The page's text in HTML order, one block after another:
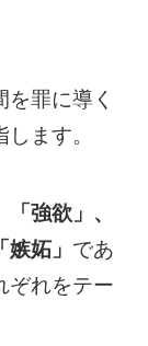
罪に導く
ます。
「強欲」、
妬」 であ
ぞれをテー